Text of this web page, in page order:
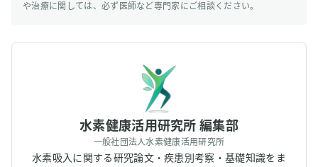
や治療に関しては、必ず医師など専門家にご相談ください。
水素健康活用研究所 編集部
一般社団法人水素健康活用研究所
水素吸入に関する研究論文・疾患別考察・基礎知識をま